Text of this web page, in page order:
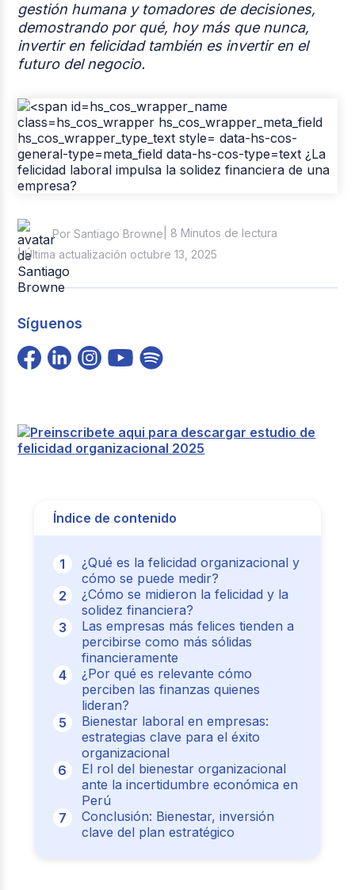
gestión humana y tomadores de decisiones,
demostrando por qué, hoy más que nunca,
invertir en felicidad también es invertir en el
futuro del negocio.
Por Santiago Browne | 8 Minutos de lectura
| Última actualización octubre 13, 2025
Síguenos
Índice de contenido
¿Qué es la felicidad organizacional y
cómo se puede medir?
¿Cómo se midieron la felicidad y la
solidez financiera?
Las empresas más felices tienden a
percibirse como más sólidas
financieramente
¿Por qué es relevante cómo
perciben las finanzas quienes
lideran?
Bienestar laboral en empresas:
estrategias clave para el éxito
organizacional
El rol del bienestar organizacional
ante la incertidumbre económica en
Perú
Conclusión: Bienestar, inversión
clave del plan estratégico